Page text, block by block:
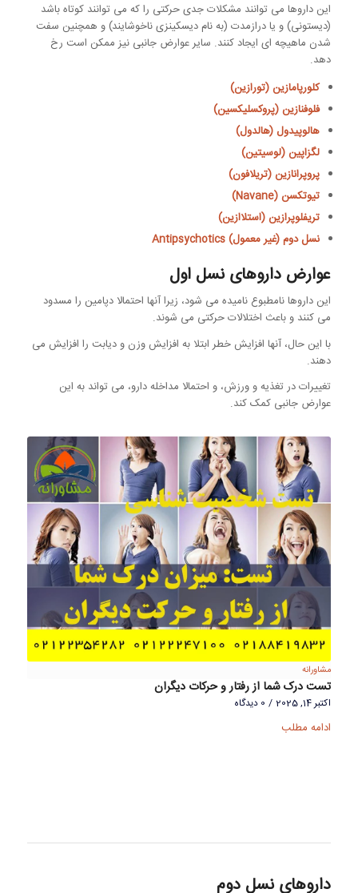
این داروها می توانند مشکلات جدی حرکتی را که می توانند کوتاه باشد
(دیستونی) و یا درازمدت (به نام دیسكینزی ناخوشایند) و همچنین سفت
شدن ماهیچه ای ایجاد كنند. سایر عوارض جانبی نیز ممکن است رخ
دهد.
کلورپامازین (تورازین)
فلوفنازین (پروکسلیکسین)
هالوپیدول (هالدول)
لگزاپین (لوسیتین)
پروپرانازین (تریلافون)
تيوتكسن (Navane)
تریفلوپرازین (استلاازین)
نسل دوم (غیر معمول) Antipsychotics
عوارض داروهای نسل اول
این داروها نامطبوع نامیده می شود، زیرا آنها احتمالا دپامین را مسدود
می کنند و باعث اختلالات حرکتی می شوند.
با این حال، آنها افزایش خطر ابتلا به افزایش وزن و دیابت را افزایش می
دهند.
تغییرات در تغذیه و ورزش، و احتمالا مداخله دارو، می تواند به این
عوارض جانبی کمک کند.
مشاورانه
تست درک شما از رفتار و حرکات دیگران
اکتبر 14, 2025 / 0 دیدگاه
ادامه مطلب
داروهای نسل دوم